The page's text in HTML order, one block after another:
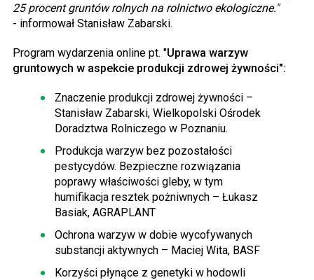
25 procent gruntów rolnych na rolnictwo ekologiczne."
- informował Stanisław Zabarski.
Program wydarzenia online pt. "Uprawa warzyw
gruntowych w aspekcie produkcji zdrowej żywności":
Znaczenie produkcji zdrowej żywności –
Stanisław Zabarski, Wielkopolski Ośrodek
Doradztwa Rolniczego w Poznaniu.
Produkcja warzyw bez pozostałości
pestycydów. Bezpieczne rozwiązania
poprawy właściwości gleby, w tym
humifikacja resztek pożniwnych – Łukasz
Basiak, AGRAPLANT
Ochrona warzyw w dobie wycofywanych
substancji aktywnych – Maciej Wita, BASF
Korzyści płynące z genetyki w hodowli